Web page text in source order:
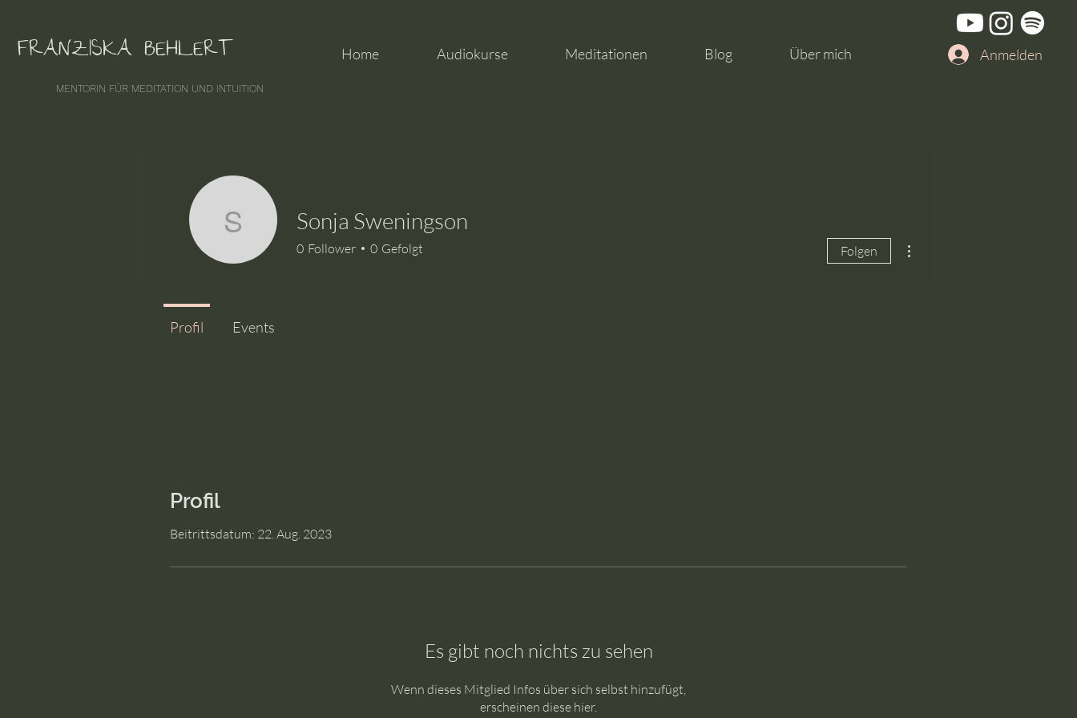
FRANZISKA BEHLERT
MENTORIN FÜR MEDITATION UND INTUITION
Anmelden
Home Audiokurse Meditationen Blog Über mich
Profil
Beitrittsdatum: 22. Aug. 2023
Es gibt noch nichts zu sehen
Wenn dieses Mitglied Infos über sich selbst hinzufügt,
erscheinen diese hier.
Sonja Sweningson
Sonja Sweningson
0 Follower 0 Gefolgt Folgen
Profil Events